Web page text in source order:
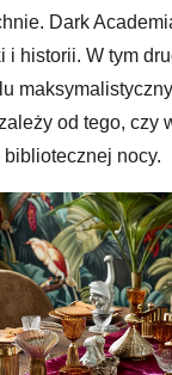
Dark
i historii. W tym
od tego, czy
nocy.